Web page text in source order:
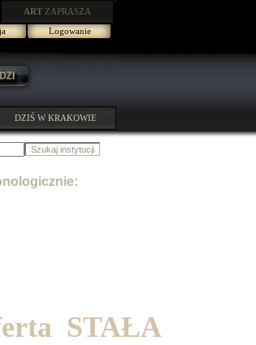
ART ZAPRASZA
Logowanie
DZIŚ W KRAKOWIE
STAŁA